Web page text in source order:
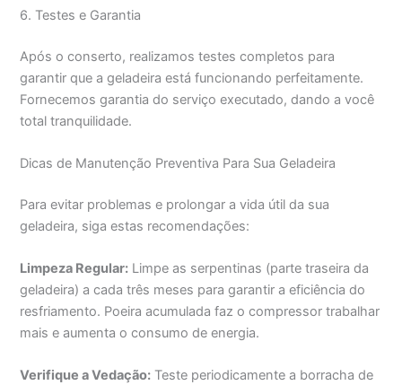
6. Testes e Garantia
Após o conserto, realizamos testes completos para
garantir que a geladeira está funcionando perfeitamente.
Fornecemos garantia do serviço executado, dando a você
total tranquilidade.
Dicas de Manutenção Preventiva Para Sua Geladeira
Para evitar problemas e prolongar a vida útil da sua
geladeira, siga estas recomendações:
Limpeza Regular: Limpe as serpentinas (parte traseira da
geladeira) a cada três meses para garantir a eficiência do
resfriamento. Poeira acumulada faz o compressor trabalhar
mais e aumenta o consumo de energia.
Verifique a Vedação: Teste periodicamente a borracha de